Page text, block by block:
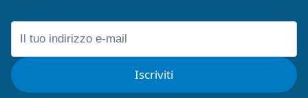
Iscriviti